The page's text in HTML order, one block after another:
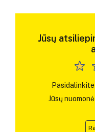
Jūsų
Jūsų